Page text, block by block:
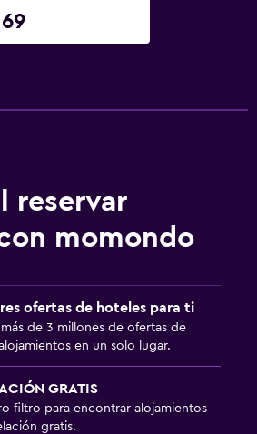
reservar
momondo
ofertas de hoteles para ti
de 3 millones de ofertas de
en un solo lugar.
GRATIS
filtro para encontrar alojamientos
gratis.